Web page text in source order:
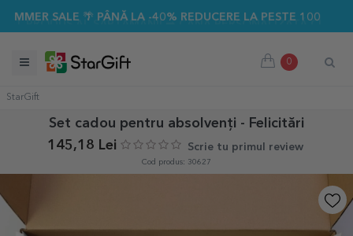
🌴 PÂNĂ LA -40% REDUCERE LA PESTE 100 DE CADOURI
0
StarGift
Set cadou pentru absolvenți - Felicitări
145,18 Lei
Scrie tu primul review
Cod produs: 30627